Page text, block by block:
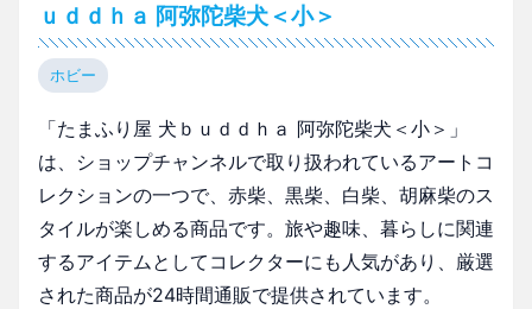
ｕｄｄｈａ 阿弥陀柴犬＜小＞
ホビー
「たまふり屋 犬ｂｕｄｄｈａ 阿弥陀柴犬＜小＞」
は、ショップチャンネルで取り扱われているアートコ
レクションの一つで、赤柴、黒柴、白柴、胡麻柴のス
タイルが楽しめる商品です。旅や趣味、暮らしに関連
するアイテムとしてコレクターにも人気があり、厳選
された商品が24時間通販で提供されています。